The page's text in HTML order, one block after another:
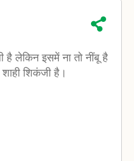
है लेकिन इसमें ना तो नींबू है
शाही शिकंजी है।